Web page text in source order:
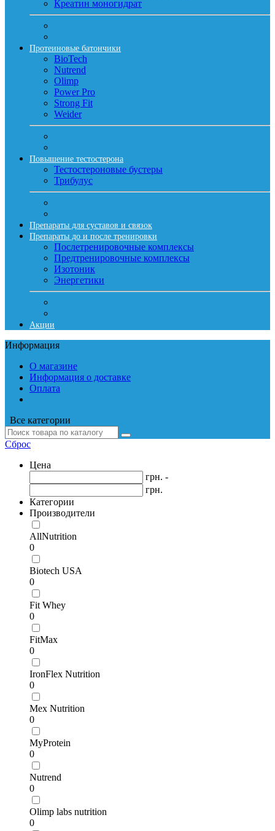
Креатин моногидрат
Протеиновые батончики
BioTech
Nutrend
Olimp
Power Pro
Strong Fit
Weider
Повышение тестостерона
Тестостероновые бустеры
Трибулус
Препараты для суставов и связок
Препараты до и после тренировки
Послетренировочные комплексы
Предтренировочные комплексы
Изотоник
Энергетики
Акции
Информация
О магазине
Информация о доставке
Оплата
Все категории
Сброс
Цена
грн. -
грн.
Категории
Производители
AllNutrition
0
Biotech USA
0
Fit Whey
0
FitMax
0
IronFlex Nutrition
0
Mex Nutrition
0
MyProtein
0
Nutrend
0
Olimp labs nutrition
0